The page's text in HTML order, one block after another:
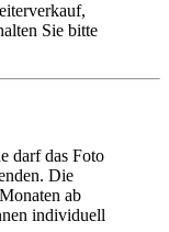
Sie bitte
darf das Foto
Die
ab
individuell